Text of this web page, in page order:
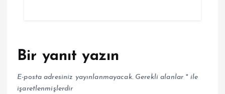
Bir yanıt yazın
E-posta adresiniz yayınlanmayacak. Gerekli alanlar *ile
işaretlenmişlerdir